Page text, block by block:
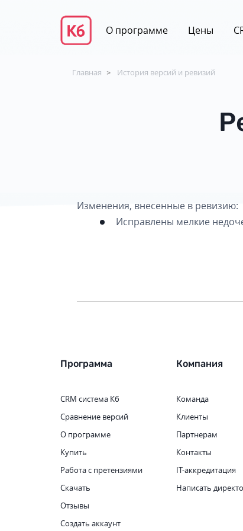
О программе Цены
Главная > История версий и ревизий
Изменения, внесенные в ревизию:
Исправлены мелкие
Программа
CRM система Кб
Сравнение версий
О программе
Купить
Работа с претензиями
Скачать
Отзывы
Создать аккаунт
Компания
Команда
Клиенты
Партнерам
Контакты
IT-аккредитация
Написать